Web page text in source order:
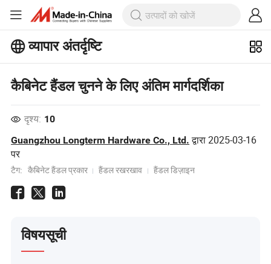
व्यापार अंतर्दृष्टि
देखें!
और देखें
कैबिनेट हैंडल चुनने के लिए अंतिम मार्गदर्शिका
दृश्य: 10
Guangzhou Longterm Hardware Co., Ltd. द्वारा2025-03-16
पर
टैग: कैबिनेट हैंडल प्रकार हैंडल रखरखाव हैंडल डिज़ाइन
विषयसूची